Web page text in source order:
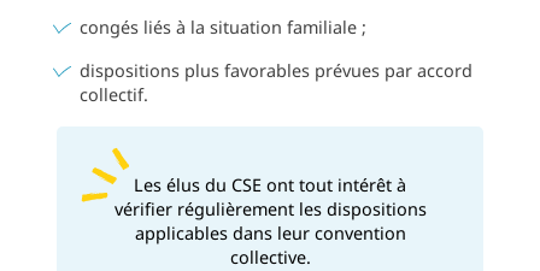
congés liés à la situation familiale ;
dispositions plus favorables prévues par accord
collectif.
Les élus du CSE ont tout intérêt à
vérifier régulièrement les dispositions
applicables dans leur convention
collective.